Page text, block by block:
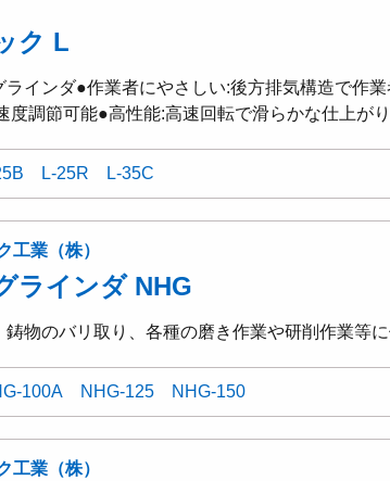
ク L
ラインダ●作業者にやさしい:後方排気構造で作
度調節可能●高性能:高速回転で滑らかな仕上がり
L-25R L-35C
工業（株）
ラインダ NHG
物のバリ取り、各種の磨き作業や研削作業等に
100A NHG-125 NHG-150
工業（株）